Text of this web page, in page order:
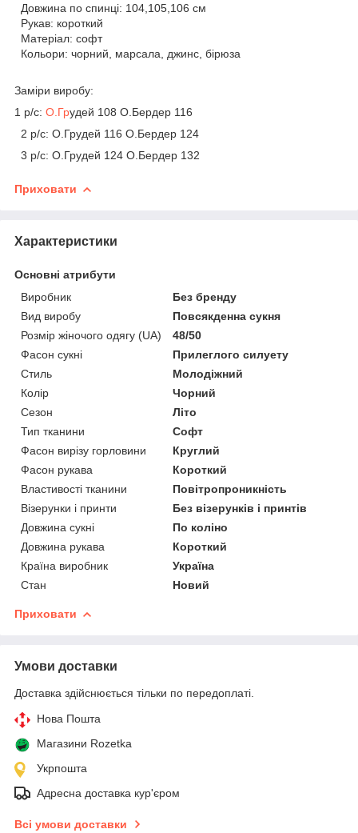
Довжина по спинці: 104,105,106 см
Рукав: короткий
Матеріал: софт
Кольори: чорний, марсала, джинс, бірюза
Заміри виробу:
1 р/с: О.Грудей 108 О.Бердер 116
2 р/с: О.Грудей 116 О.Бердер 124
3 р/с: О.Грудей 124 О.Бердер 132
Приховати
Характеристики
Основні атрибути
Виробник
Без бренду
Вид виробу
Повсякденна сукня
Розмір жіночого одягу (UA)
48/50
Фасон сукні
Прилеглого силуету
Стиль
Молодіжний
Колір
Чорний
Сезон
Літо
Тип тканини
Софт
Фасон вирізу горловини
Круглий
Фасон рукава
Короткий
Властивості тканини
Повітропроникність
Візерунки і принти
Без візерунків і принтів
Довжина сукні
По коліно
Довжина рукава
Короткий
Країна виробник
Україна
Стан
Новий
Приховати
Умови доставки
Доставка здійснюється тільки по передоплаті.
Нова Пошта
Магазини Rozetka
Укрпошта
Адресна доставка кур'єром
Всі умови доставки